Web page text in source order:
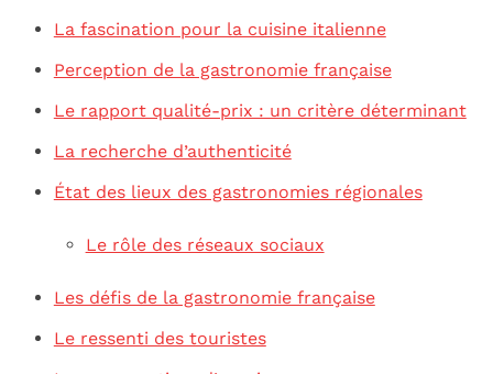
La fascination pour la cuisine italienne
Perception de la gastronomie française
Le rapport qualité-prix : un critère déterminant
La recherche d’authenticité
État des lieux des gastronomies régionales
Le rôle des réseaux sociaux
Les défis de la gastronomie française
Le ressenti des touristes